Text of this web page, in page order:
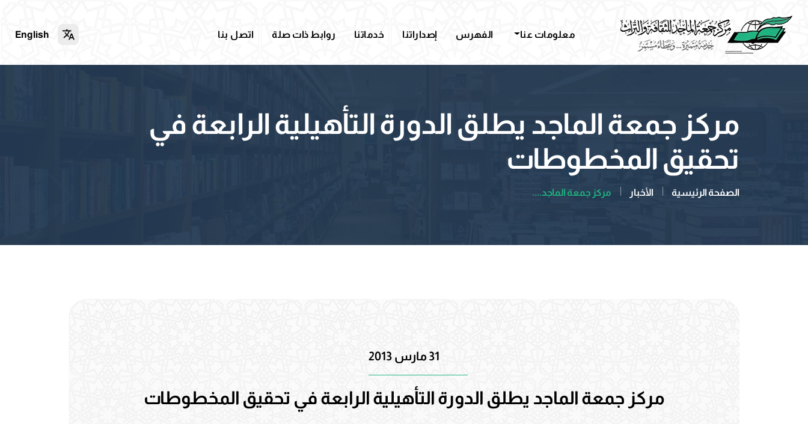
معلومات عنا الفهرس إصداراتنا خدماتنا روابط ذات صلة اتصل بنا English
مركز جمعة الماجد يطلق الدورة التأهيلية الرابعة في
تحقيق المخطوطات
الصفحة الرئيسية الأخبار مركز جمعة الماجد....
31 مارس 2013
مركز جمعة الماجد يطلق الدورة التأهيلية الرابعة في تحقيق المخطوطات